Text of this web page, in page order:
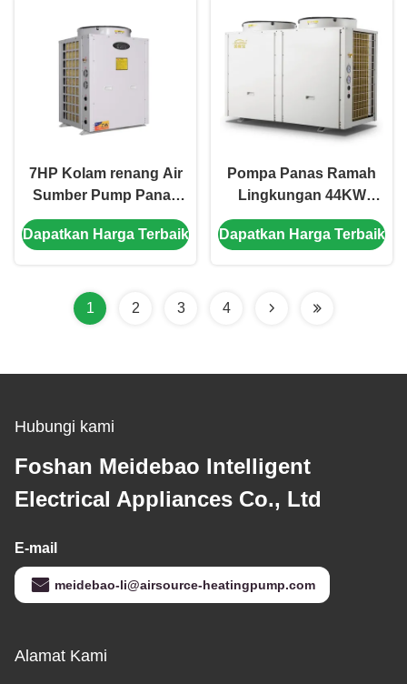
7HP Kolam renang Air
Sumber Pump Panas
Low noise 3/380V/50Hz
Power Supply
Dapatkan Harga Terbaik
Pompa Panas Ramah
Lingkungan 44KW
Pompa Panas
Berkinerja Tinggi Kolam
Dapatkan Harga Terbaik
1 2 3 4
Hubungi kami
Foshan Meidebao Intelligent
Electrical Appliances Co., Ltd
E-mail
meidebao-li@airsource-heatingpump.com
Alamat Kami